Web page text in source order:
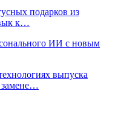
подарков из
к…
ИИ с новым
выпуска
замене…